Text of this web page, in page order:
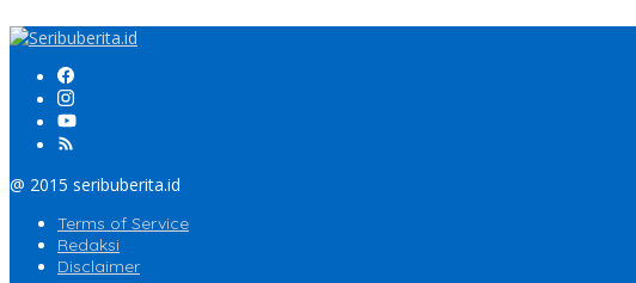
@ 2015 seribuberita.id
Terms of Service
Redaksi
Disclaimer